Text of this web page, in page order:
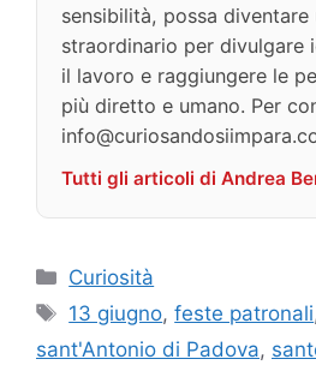
sensibilità, possa diventare
straordinario per divulgare
il lavoro e raggiungere le
più diretto e umano. Per
Tutti gli articoli di Andrea
Categorie
Curiosità
Tag
13 giugno,feste patronali
sant'Antonio di Padova,